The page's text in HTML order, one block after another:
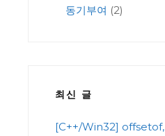
동기부여 (2)
최신 글
[C++/Win32] offsetof,